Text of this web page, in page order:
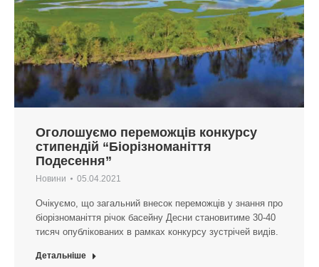
Оголошуємо переможців конкурсу
стипендій “Біорізноманіття
Подесення”
Новини 05.04.2021
Очікуємо, що загальний внесок переможців у знання про
біорізноманіття річок басейну Десни становитиме 30-40
тисяч опублікованих в рамках конкурсу зустрічей видів.
Детальніше